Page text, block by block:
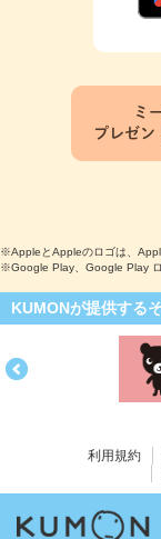
ミ
プレゼン
※AppleとAppleのロゴは、
※Google Play、Google Play
KUMONが提供する
利用規約